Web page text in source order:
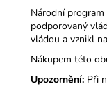
Národní program
podporovaný
vládou a vznikl
Nákupem této
Upozornění: Při